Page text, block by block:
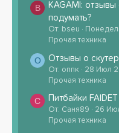
B
KAGAMI:
подумать?
От: bseu
Прочая техника
О Отзывы о
От: оппк
28 Июл
Прочая техника
С Питбайки
От: Саня89
26
Прочая техника